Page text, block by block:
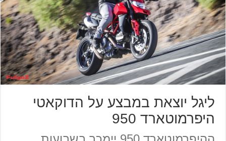
ליגל יוצאת במבצע על הדוקאטי
היפרמוטארד 950